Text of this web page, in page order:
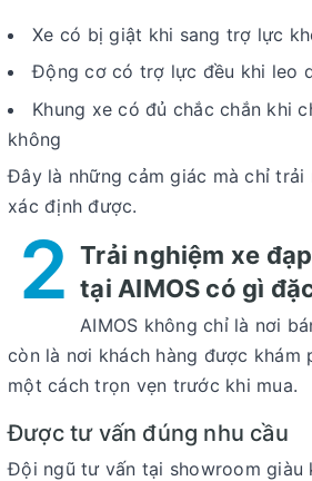
Xe có bị giật khi sang trợ lực
Động cơ có trợ lực đều khi leo
Khung xe có đủ chắc chắn khi
không
Đây là những cảm giác mà chỉ trải
xác định được.
2 Trải nghiệm xe
tại AIMOS có gì
AIMOS không chỉ là nơi
còn là nơi khách hàng được khám
một cách trọn vẹn trước khi mua.
Được tư vấn đúng nhu cầu
Đội ngũ tư vấn tại showroom giàu